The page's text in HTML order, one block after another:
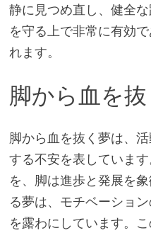
静に見つめ直し、健全
を守る上で非常に有効
れます。
脚から血を
脚から血を抜く夢は、
する不安を表していま
を、脚は進歩と発展を
る夢は、モチベーショ
を露わにしています。